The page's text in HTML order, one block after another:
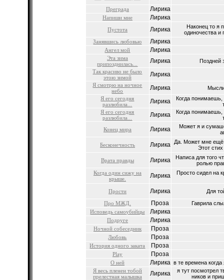
Преграда
Лирика
Напиши мне Лирика
Пустота Лирика
Наконец то я
одиночества и
Занявшись любовью
Лирика
Ангел мой Лирика
Эта зима
припозднилась...
Лирика
Поздней
Так красиво не было
этою зимой
Лирика
Я смотрю на ночное
небо
Лирика
Я его сегодня
разлюбила...
Лирика
Когда понимаешь,
Я его сегодня
разлюбила...
Лирика
Когда понимаешь,
Конец мира
Лирика
Может я и
Бесконечность Лирика
Да. Может мне ещё
Этот
Врата правды Лирика
Написа для того
ролью
Когда один сижу на
крыше.
Лирика Просто сидел на
Прости Лирика
Для
Про МЖД.
Проза
Гаврила
Исповедь самоубийцы
Лирика
Подруге Лирика
Ночной собеседник Проза
Любовь Проза
История одного заката Проза
Play Проза
О ней Лирика в те времена
Я весь пленен тобой
прелестная малышка
Лирика
я тут посмотрел
ников и